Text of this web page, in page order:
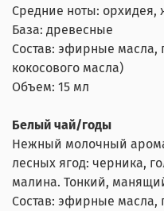
Средние ноты: орхидея,
База: древесные
Состав: эфирные масла,
кокосового масла)
Объем: 15 мл
Белый чай/годы
Нежный молочный
лесных ягод: черника,
малина. Тонкий,
Состав: эфирные масла,